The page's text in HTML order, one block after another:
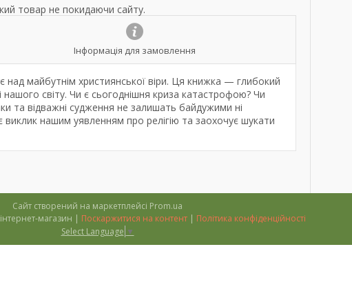
товар не покидаючи сайту.
Інформація для замовлення
над майбутнім християнської віри. Ця книжка — глибокий
нашого світу. Чи є сьогоднішня криза катастрофою? Чи
та відважні судження не залишать байдужими ні
виклик нашим уявленням про релігію та заохочує шукати
Сайт створений на маркетплейсі Prom.ua
''Тимофій'' християнський інтернет-магазин | Поскаржитися на контент | Політика конфіденційності
Select Language ▼